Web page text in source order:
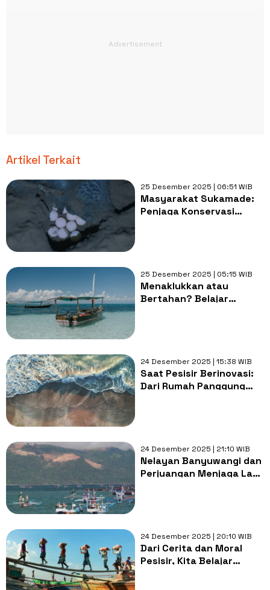
Artikel Terkait
25 Desember 2025 | 06:51 WIB
Masyarakat Sukamade:
Penjaga Konservasi
25 Desember 2025 | 05:15 WIB
Menaklukkan atau
Bertahan? Belajar
24 Desember 2025 | 15:38 WIB
Saat Pesisir Berinovasi:
Dari Rumah Panggung
24 Desember 2025 | 21:10 WIB
Nelayan Banyuwangi dan
Perjuangan Menjaga Laut
24 Desember 2025 | 20:10 WIB
Dari Cerita dan Moral
Pesisir, Kita Belajar